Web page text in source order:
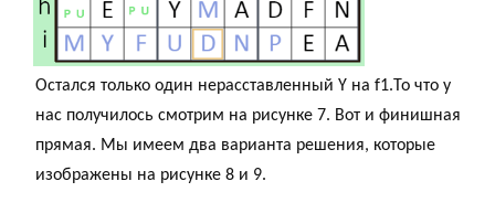
Остался только один нерасставленный Y на f1.То что у
нас получилось смотрим на рисунке 7. Вот и финишная
прямая. Мы имеем два варианта решения, которые
изображены на рисунке 8 и 9.